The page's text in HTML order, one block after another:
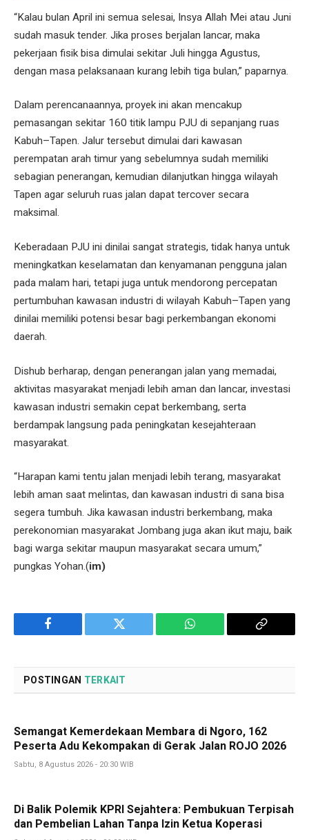
“Kalau bulan April ini semua selesai, Insya Allah Mei atau Juni
sudah masuk tender. Jika proses berjalan lancar, maka
pekerjaan fisik bisa dimulai sekitar Juli hingga Agustus,
dengan masa pelaksanaan kurang lebih tiga bulan,” paparnya.
Dalam perencanaannya, proyek ini akan mencakup
pemasangan sekitar 160 titik lampu PJU di sepanjang ruas
Kabuh–Tapen. Jalur tersebut dimulai dari kawasan
perempatan arah timur yang sebelumnya sudah memiliki
sebagian penerangan, kemudian dilanjutkan hingga wilayah
Tapen agar seluruh ruas jalan dapat tercover secara
maksimal.
Keberadaan PJU ini dinilai sangat strategis, tidak hanya untuk
meningkatkan keselamatan dan kenyamanan pengguna jalan
pada malam hari, tetapi juga untuk mendorong percepatan
pertumbuhan kawasan industri di wilayah Kabuh–Tapen yang
dinilai memiliki potensi besar bagi perkembangan ekonomi
daerah.
Dishub berharap, dengan penerangan jalan yang memadai,
aktivitas masyarakat menjadi lebih aman dan lancar, investasi
kawasan industri semakin cepat berkembang, serta
berdampak langsung pada peningkatan kesejahteraan
masyarakat.
“Harapan kami tentu jalan menjadi lebih terang, masyarakat
lebih aman saat melintas, dan kawasan industri di sana bisa
segera tumbuh. Jika kawasan industri berkembang, maka
perekonomian masyarakat Jombang juga akan ikut maju, baik
bagi warga sekitar maupun masyarakat secara umum,”
pungkas Yohan.(im)
Facebook Twitter WhatsApp
Copy
POSTINGAN TERKAIT
Semangat Kemerdekaan Membara di Ngoro, 162
Peserta Adu Kekompakan di Gerak Jalan ROJO 2026
Sabtu, 8 Agustus 2026 - 20:30 WIB
Di Balik Polemik KPRI Sejahtera: Pembukuan Terpisah
dan Pembelian Lahan Tanpa Izin Ketua Koperasi